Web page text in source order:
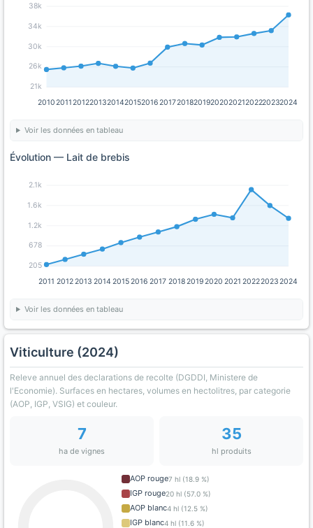
21k
26k
30k
34k
38k
201020112012201320142015201620172018201920202021202220232024
Voir les données en tableau
Évolution — Lait de brebis
205
678
1.2k
1.6k
2.1k
2011 20122013 2014 20152016 2017 201820192020 2021 202220232024
Voir les données en tableau
Viticulture (2024)
Releve annuel des declarations de recolte (DGDDI, Ministere de
l'Economie). Surfaces en hectares, volumes en hectolitres, par categorie
(AOP, IGP, VSIG) et couleur.
7
ha de vignes
35
hl produits
AOP rouge7 hl (18.9 %)
IGP rouge20 hl (57.0 %)
AOP blanc4 hl (12.5 %)
IGP blanc4 hl (11.6 %)